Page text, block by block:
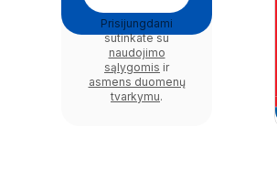
Prisijungdami
sutinkate su
naudojimo
sąlygomis ir
asmens duomenų
tvarkymu.